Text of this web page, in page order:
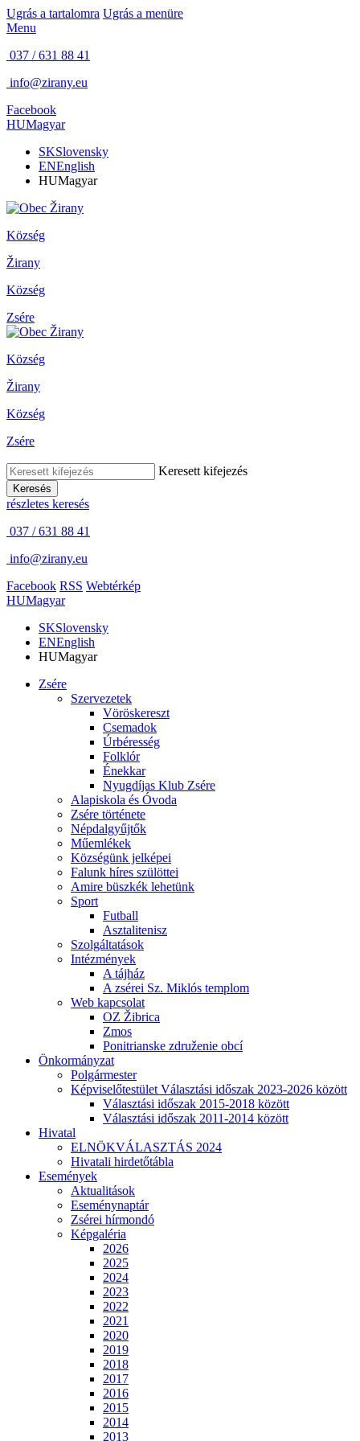
Ugrás a tartalomra Ugrás a menüre
Menu
037 / 631 88 41
info@zirany.eu
Facebook
HUMagyar
SKSlovensky
ENEnglish
HUMagyar
Község
Žirany
Község
Zsére
Község
Žirany
Község
Zsére
Keresett kifejezés
Keresés
részletes keresés
037 / 631 88 41
info@zirany.eu
Facebook RSS Webtérkép
HUMagyar
SKSlovensky
ENEnglish
HUMagyar
Zsére
Szervezetek
Vöröskereszt
Csemadok
Úrbéresség
Folklór
Énekkar
Nyugdíjas Klub Zsére
Alapiskola és Óvoda
Zsére története
Népdalgyűjtők
Műemlékek
Községünk jelképei
Falunk híres szülöttei
Amire büszkék lehetünk
Sport
Futball
Asztalitenisz
Szolgáltatások
Intézmények
A tájház
A zsérei Sz. Miklós templom
Web kapcsolat
OZ Žibrica
Zmos
Ponitrianske združenie obcí
Önkormányzat
Polgármester
Képviselőtestület Választási időszak 2023-2026 között
Választási időszak 2015-2018 között
Választási időszak 2011-2014 között
Hivatal
ELNÖKVÁLASZTÁS 2024
Hivatali hirdetőtábla
Események
Aktualitások
Eseménynaptár
Zsérei hírmondó
Képgaléria
2026
2025
2024
2023
2022
2021
2020
2019
2018
2017
2016
2015
2014
2013